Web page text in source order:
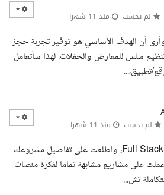
لم يحسب منذ 11 شهرا
أن الهدف الأساسي هو توفير تجربة حجز
سلس للمعارض والحفلات. لهذا سأتعامل
تطبيق،...
لم يحسب منذ 11 شهرا
مرحبا، أنا مهندس Full Stack Web AI، واطلعت على تفاصيل مشروعك
على مشاريع مشابهة تماما لفكرة منصات
تش...